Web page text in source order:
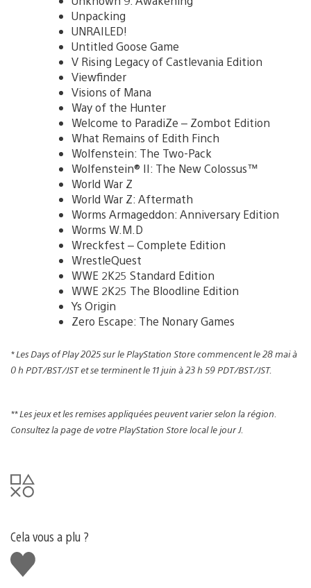
Unpacking
UNRAILED!
Untitled Goose Game
V Rising Legacy of Castlevania Edition
Viewfinder
Visions of Mana
Way of the Hunter
Welcome to ParadiZe – Zombot Edition
What Remains of Edith Finch
Wolfenstein: The Two-Pack
Wolfenstein® II: The New Colossus™
World War Z
World War Z: Aftermath
Worms Armageddon: Anniversary Edition
Worms W.M.D
Wreckfest – Complete Edition
WrestleQuest
WWE 2K25 Standard Edition
WWE 2K25 The Bloodline Edition
Ys Origin
Zero Escape: The Nonary Games
* Les Days of Play 2025 sur le PlayStation Store commencent le 28 mai à
0 h PDT/BST/JST et se terminent le 11 juin à 23 h 59 PDT/BST/JST.
** Les jeux et les remises appliquées peuvent varier selon la région.
Consultez la page de votre PlayStation Store local le jour J.
Cela vous a plu ?
J'aime